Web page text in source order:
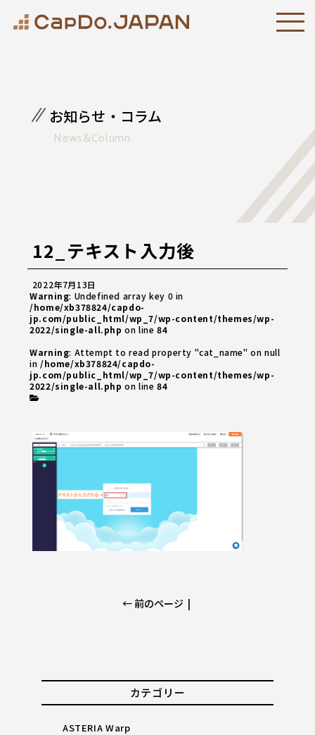
お知らせ・コラム
News&Column
12_テキスト入力後
2022年7月13日
Warning: Undefined array key 0 in
/home/xb378824/capdo-
jp.com/public_html/wp_7/wp-content/themes/wp-
2022/single-all.php on line84
Warning: Attempt to read property "cat_name" on null
in/home/xb378824/capdo-
jp.com/public_html/wp_7/wp-content/themes/wp-
2022/single-all.php on line84
← 前のページ |
カテゴリー
ASTERIA Warp